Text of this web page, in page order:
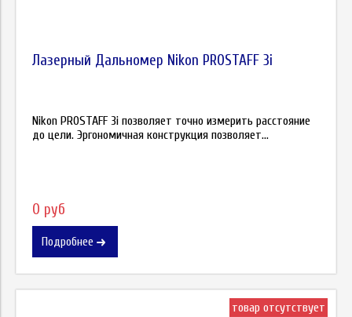
Лазерный Дальномер Nikon PROSTAFF 3i
Nikon PROSTAFF 3i позволяет точно измерить расстояние
до цели. Эргономичная конструкция позволяет...
0 руб
Подробнее
товар отсутствует